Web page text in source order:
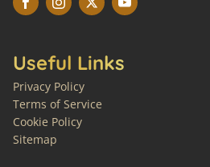
Useful Links
Privacy Policy
Terms of Service
Cookie Policy
Sitemap